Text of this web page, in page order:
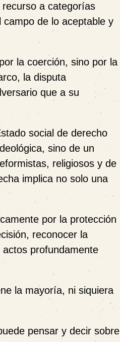
a categorías
campo de lo aceptable y
la coerción, sino por la
la disputa
que a su
social de derecho
sino de un
religiosos y de
implica no solo una
por la protección
reconocer la
profundamente
la mayoría, ni siquiera
pensar y decir sobre